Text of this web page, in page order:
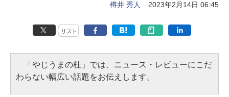
樽井 秀人 2023年2月14日 06:45
リスト
「やじうまの杜」では、ニュース・レビューにこだ
わらない幅広い話題をお伝えします。